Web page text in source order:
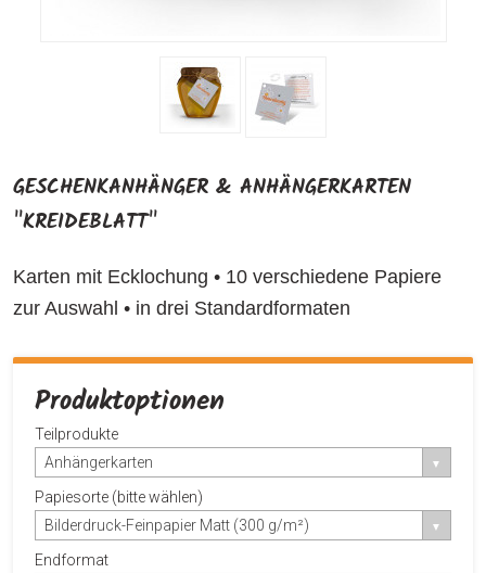
GESCHENKANHÄNGER & ANHÄNGERKARTEN
"KREIDEBLATT"
Karten mit Ecklochung • 10 verschiedene Papiere
zur Auswahl • in drei Standardformaten
Produktoptionen
Teilprodukte
Anhängerkarten
Papiesorte (bitte wählen)
Bilderdruck-Feinpapier Matt (300 g/m²)
Endformat